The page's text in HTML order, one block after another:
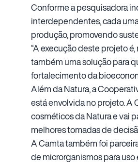
Conforme a pesquisadora
interdependentes, cada
produção, promovendo
“A execução deste projeto
também uma solução para
fortalecimento da
Além da Natura, a
está envolvida no projeto. A
cosméticos da Natura e vai
melhores tomadas de
A Camta também foi
de microrganismos para